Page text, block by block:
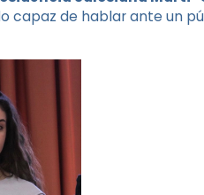
capaz de hablar ante un